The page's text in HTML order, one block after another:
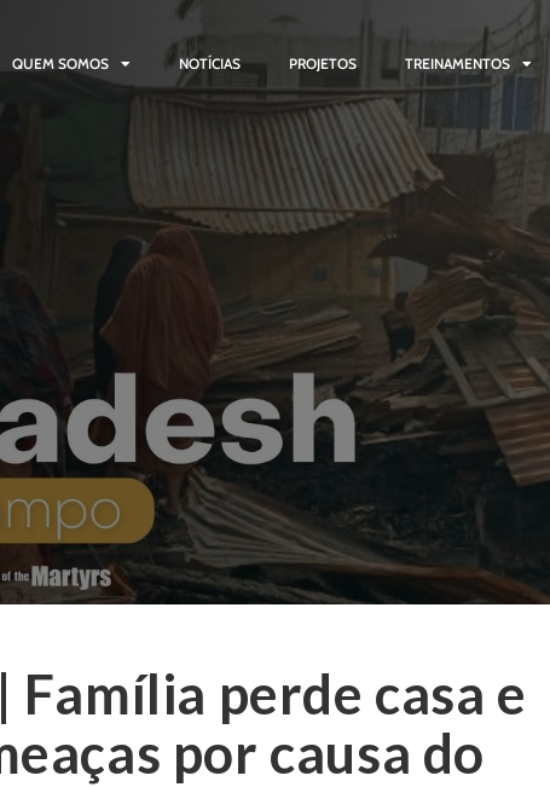
QUEM SOMOS NOTÍCIAS PROJETOS TREINAMENTOS
Família perde casa e
por causa do